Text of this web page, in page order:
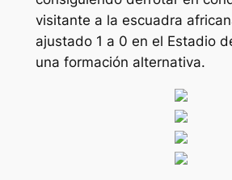
visitante a la escuadra
ajustado 1 a 0 en el Estadio
una formación alternativa.